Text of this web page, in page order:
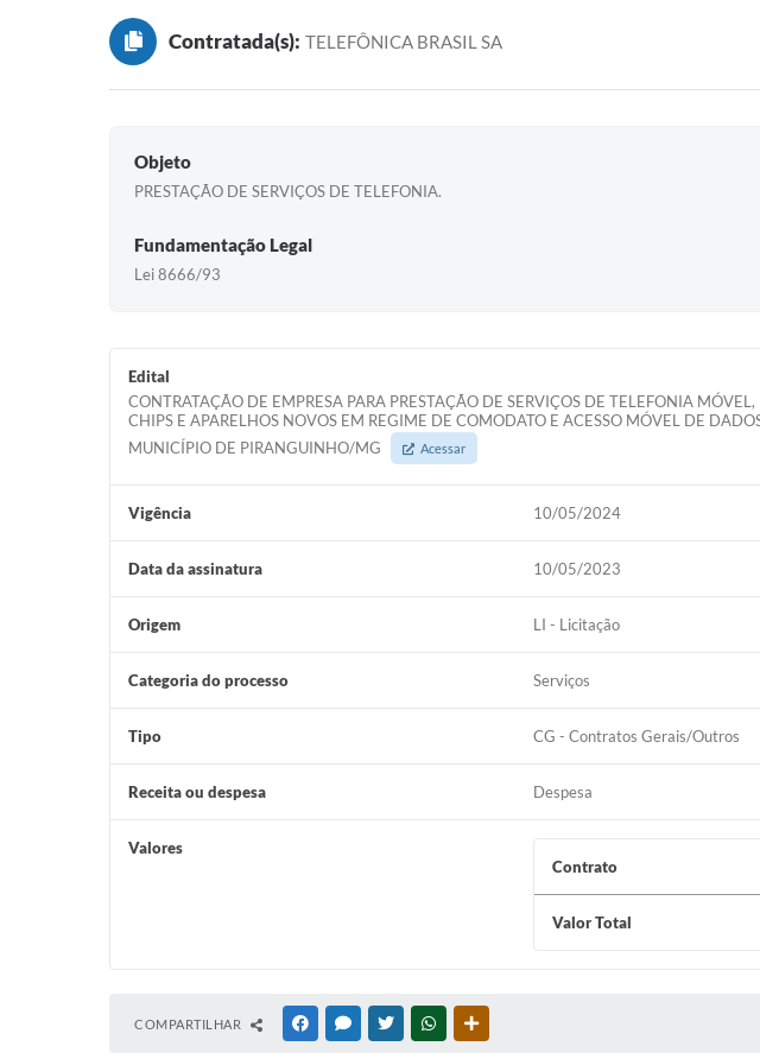
Contratada(s): TELEFÔNICA BRASIL SA
Objeto
PRESTAÇÃO DE SERVIÇOS DE TELEFONIA.
Fundamentação Legal
Lei 8666/93
Edital
CONTRATAÇÃO DE EMPRESA PARA PRESTAÇÃO DE SERVIÇOS DE TELEFONIA
CHIPS E APARELHOS NOVOS EM REGIME DE COMODATO E ACESSO MÓVEL DE
MUNICÍPIO DE PIRANGUINHO/MG
Acessar
Vigência 10/05/2024
Data da assinatura 10/05/2023
Origem LI - Licitação
Categoria do processo Serviços
Tipo CG - Contratos Gerais/Outros
Receita ou despesa Despesa
Valores
Contrato
Valor Total
COMPARTILHAR FACEBOOKMESSENGER
TWITTERWHATSAPP